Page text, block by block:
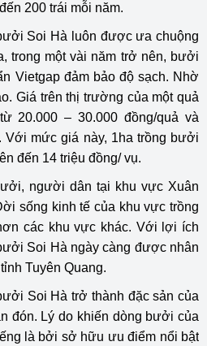
200 trái mỗi năm.
Soi Hà luôn được ưa chuộng
trong một vài năm trở nên, bưởi
Vietgap đảm bảo độ sạch. Nhờ
Giá trên thị trường của một quả
20.000 – 30.000 đồng/quả và
Với mức giá này, 1ha trồng bưởi
đến 14 triệu đồng/ vụ.
người dân tại khu vực Xuân
sống kinh tế của khu vực trồng
các khu vực khác. Với lợi ích
Soi Hà ngày càng được nhân
Tuyên Quang.
Soi Hà trở thành đặc sản của
đón. Lý do khiến dòng bưởi của
là bởi sở hữu ưu điểm nổi bật